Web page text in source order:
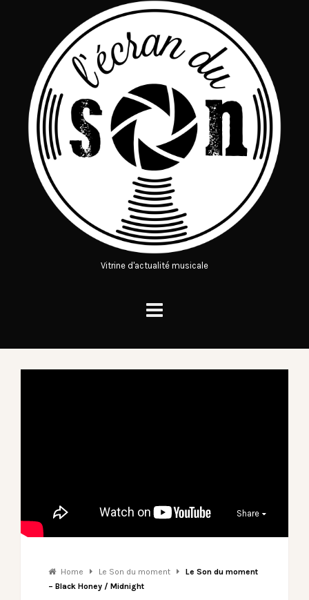
Vitrine d'actualité musicale
Share
Home Le Son du moment
Le Son du moment
– Black Honey / Midnight